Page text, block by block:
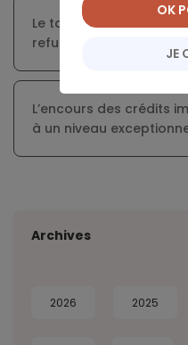
Le taux d’usure
refus bancaires
L’encours des crédits
à un niveau
Archives
2026 2025
JE
OK